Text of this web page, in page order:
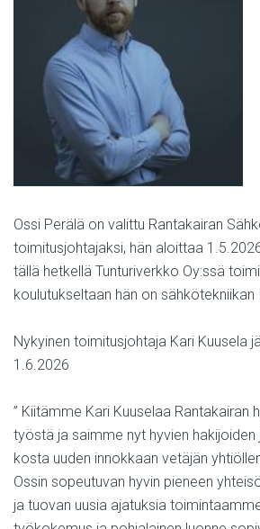
Ossi Perälä on valittu Rantakairan
toimitusjohtajaksi, hän aloittaa
tällä hetkellä Tunturiverkko Oy:ssä
koulutukseltaan hän on sähkötekniikan
Nykyinen toimitusjohtaja Kari Kuusela
1.6.2026
” Kiitämme Kari Kuuselaa Rantakairan
työstä ja saimme nyt hyvien hakijoiden
kosta uuden innokkaan vetäjän
Ossin sopeutuvan hyvin pieneen
ja tuovan uusia ajatuksia